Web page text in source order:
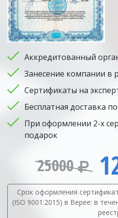
Аккредитованный
Занесение компании в
Сертификаты на
Бесплатная доставка
При оформлении 2-х
подарок
25000
Срок оформления
(ISO 9001:2015) в Верее: в